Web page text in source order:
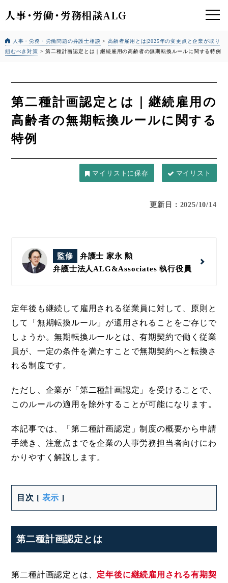
人事・労働・労務相談ALG
人事・労務・労働問題の弁護士相談 >高齢者雇用とは|2025年の変更点と企業が取り
組むべき対策 >第二種計画認定とは｜継続雇用の高齢者の無期転換ルールに関する特例
第二種計画認定とは｜継続雇用の
高齢者の無期転換ルールに関する
特例
マイリスト
更新日：2025/10/14
監修
弁護士 家永 勲
弁護士法人ALG&Associates執行役員
定年後も継続して雇用される従業員に対して、原則と
して「無期転換ルール」が適用されることをご存じで
しょうか。無期転換ルールとは、有期契約で働く従業
員が、一定の条件を満たすことで無期契約へと転換さ
れる制度です。
ただし、企業が「第二種計画認定」を受けることで、
このルールの適用を除外することが可能になります。
本記事では、「第二種計画認定」制度の概要から申請
手続き、注意点までを企業の人事労務担当者向けにわ
かりやすく解説します。
目次 [ 表示 ]
第二種計画認定とは
第二種計画認定とは、 定年後に継続雇用される有期契